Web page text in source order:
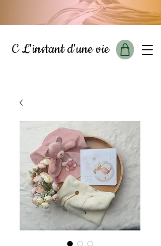
C L'instant d'une vie